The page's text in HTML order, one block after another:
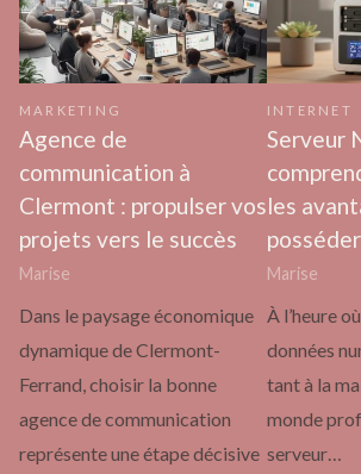
MARKETING
Agence de
communication à
Clermont : propulser vos
projets vers le succès
Marise
Dans le paysage économique
dynamique de Clermont-
Ferrand, choisir la bonne
agence de communication
représente une étape décisive
INTERNET
Serveur
les
Marise
À l’heure
données
tant à la
monde
serveur…